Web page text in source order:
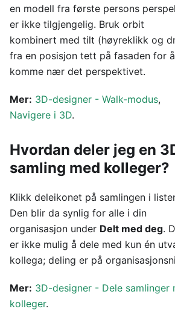
en modell fra første persons
er ikke tilgjengelig. Bruk orbit
kombinert med tilt (høyreklikk og
fra en posisjon tett på fasaden for å
komme nær det perspektivet.
Mer: 3D-designer - Walk-modus,
Navigere i 3D.
Hvordan deler jeg en
samling med kolleger?
Klikk deleikonet på samlingen i
Den blir da synlig for alle i din
organisasjon under Delt med deg.
er ikke mulig å dele med kun én
kollega; deling er på
Mer: 3D-designer - Dele samlinger
kolleger.